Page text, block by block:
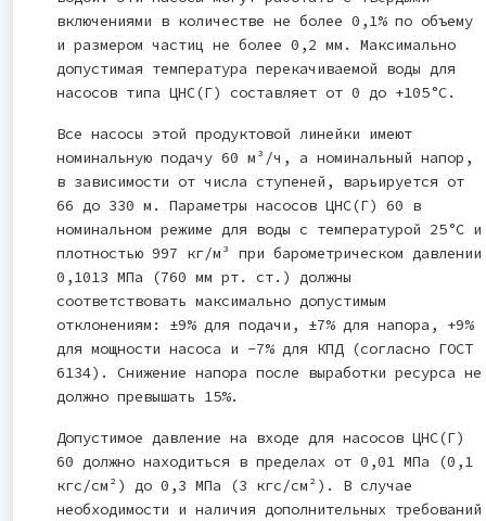
включениями в количестве не более 0,1% по объему
и размером частиц не более 0,2 мм. Максимально
допустимая температура перекачиваемой воды для
насосов типа ЦНС(Г) составляет от 0 до +105°C.
Все насосы этой продуктовой линейки имеют
номинальную подачу 60 м³/ч, а номинальный напор,
в зависимости от числа ступеней, варьируется от
66 до 330 м. Параметры насосов ЦНС(Г) 60 в
номинальном режиме для воды с температурой 25°C и
плотностью 997 кг/м³ при барометрическом давлении
0,1013 МПа (760 мм рт. ст.) должны
соответствовать максимально допустимым
отклонениям: ±9% для подачи, ±7% для напора, +9%
для мощности насоса и -7% для КПД (согласно ГОСТ
6134). Снижение напора после выработки ресурса не
должно превышать 15%.
Допустимое давление на входе для насосов ЦНС(Г)
60 должно находиться в пределах от 0,01 МПа (0,1
кгс/см²) до 0,3 МПа (3 кгс/см²). В случае
необходимости и наличия дополнительных требований